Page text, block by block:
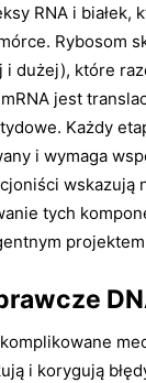
RNA i białek,
Rybosom
i dużej), które
jest
Każdy
i wymaga
wskazują
tych
i korygują